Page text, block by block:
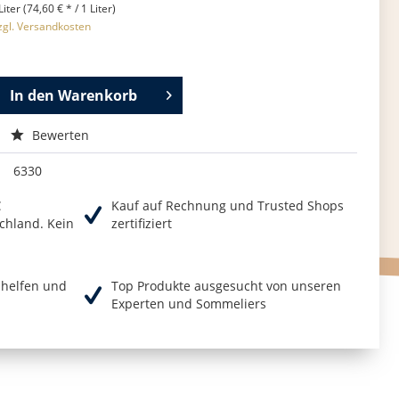
(74,60 € * / 1 Liter)
Versandkosten
In den Warenkorb
Bewerten
6330
Kein
Kauf auf Rechnung und Trusted Shops
zertifiziert
und
Top Produkte ausgesucht von unseren
Experten und Sommeliers